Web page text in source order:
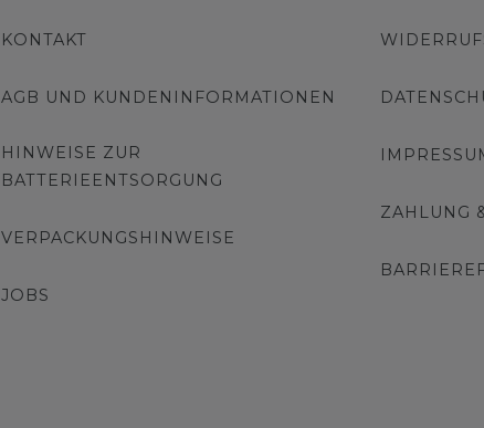
KONTAKT
AGB UND KUNDENINFORMATIONEN
HINWEISE ZUR
BATTERIEENTSORGUNG
VERPACKUNGSHINWEISE
JOBS
ZAHLUNG